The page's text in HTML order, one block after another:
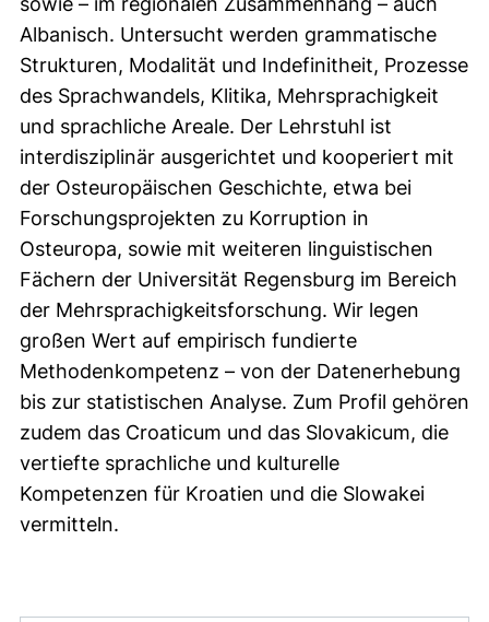
Albanisch. Untersucht werden grammatische
Strukturen, Modalität und Indefinitheit, Prozesse
des Sprachwandels, Klitika, Mehrsprachigkeit
und sprachliche Areale. Der Lehrstuhl ist
interdisziplinär ausgerichtet und kooperiert mit
der Osteuropäischen Geschichte, etwa bei
Forschungsprojekten zu Korruption in
Osteuropa, sowie mit weiteren linguistischen
Fächern der Universität Regensburg im Bereich
der Mehrsprachigkeitsforschung. Wir legen
großen Wert auf empirisch fundierte
Methodenkompetenz – von der Datenerhebung
bis zur statistischen Analyse. Zum Profil gehören
zudem das Croaticum und das Slovakicum, die
vertiefte sprachliche und kulturelle
Kompetenzen für Kroatien und die Slowakei
vermitteln.